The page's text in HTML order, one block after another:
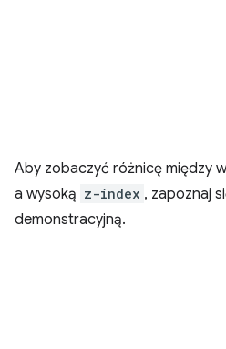
Aby zobaczyć różnicę między
a wysoką z-index , zapoznaj
demonstracyjną.